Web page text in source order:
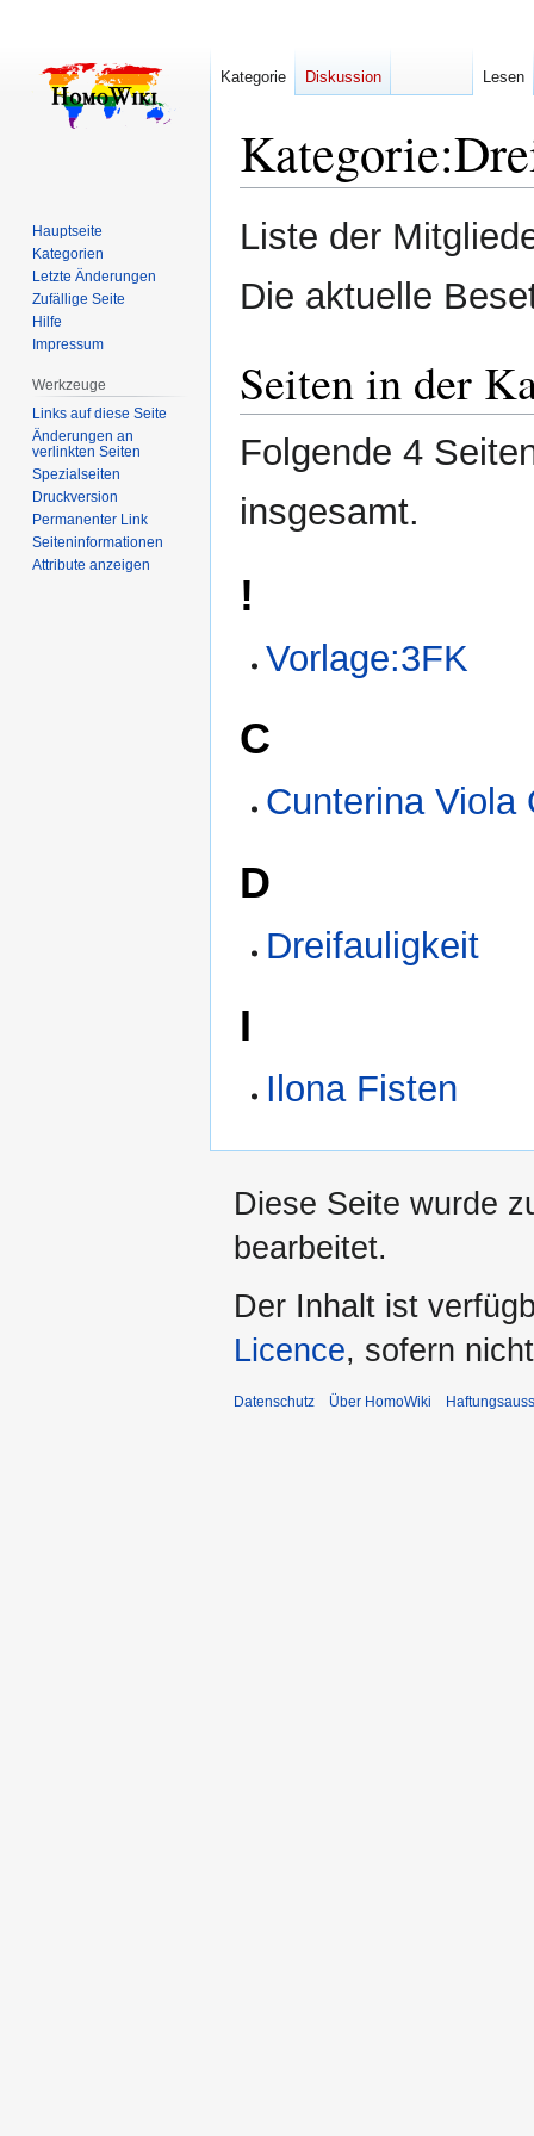
Kategorie:
Zur
Navigation
Zur
Suche
Liste der
Die aktuelle
Seiten in der
Folgende 4
insgesamt.
!
Vorlage:3FK
C
Cunterina Viola
D
Dreifauligkeit
I
Ilona Fisten
Kategorie Diskussion Lesen
Hauptseite
Kategorien
Letzte Änderungen
Zufällige Seite
Hilfe
Impressum
Werkzeuge
Links auf diese Seite
Änderungen an
verlinkten Seiten
Spezialseiten
Druckversion
Permanenter Link
Seiten­­informationen
Attribute anzeigen
Diese Seite wurde
bearbeitet.
Der Inhalt ist
Licence, sofern
Datenschutz Über HomoWiki